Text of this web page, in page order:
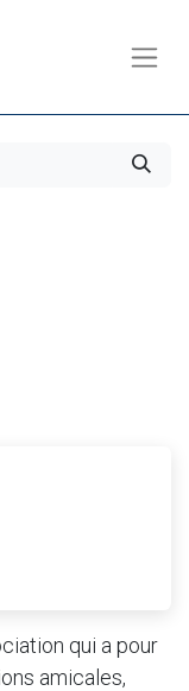
qui a pour
amicales,